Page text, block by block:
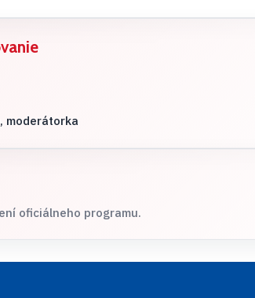
, moderátorka
oficiálneho programu.